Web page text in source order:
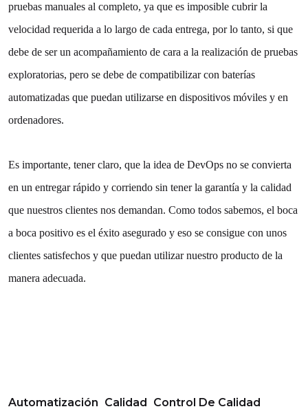
pruebas manuales al completo, ya que es imposible cubrir la
velocidad requerida a lo largo de cada entrega, por lo tanto, si que
debe de ser un acompañamiento de cara a la realización de pruebas
exploratorias, pero se debe de compatibilizar con baterías
automatizadas que puedan utilizarse en dispositivos móviles y en
ordenadores.
Es importante, tener claro, que la idea de DevOps no se convierta
en un entregar rápido y corriendo sin tener la garantía y la calidad
que nuestros clientes nos demandan. Como todos sabemos, el boca
a boca positivo es el éxito asegurado y eso se consigue con unos
clientes satisfechos y que puedan utilizar nuestro producto de la
manera adecuada.
Automatización Calidad Control De Calidad